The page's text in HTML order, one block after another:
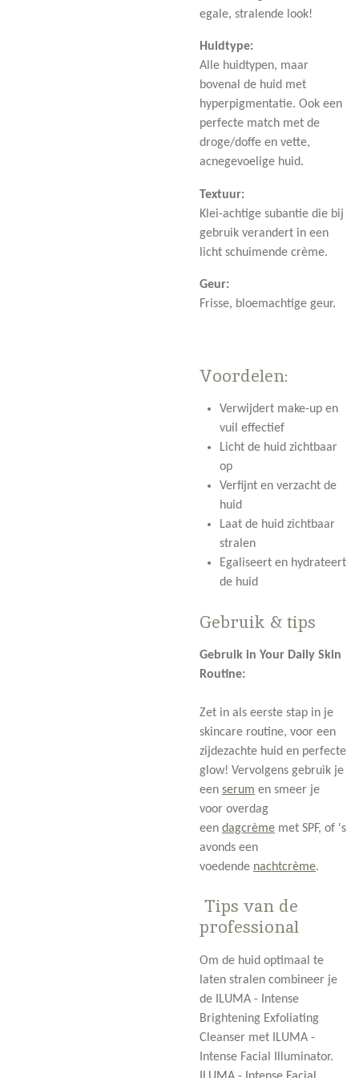
egale, stralende look!
Huidtype:
Alle huidtypen, maar
bovenal de huid met
hyperpigmentatie. Ook een
perfecte match met de
droge/doffe en vette,
acnegevoelige huid.
Textuur:
Klei-achtige subantie die bij
gebruik verandert in een
licht schuimende crème.
Geur:
Frisse, bloemachtige geur.
Voordelen:
Verwijdert make-up en
vuil effectief
Licht de huid zichtbaar
op
Verfijnt en verzacht de
huid
Laat de huid zichtbaar
stralen
Egaliseert en hydrateert
de huid
Gebruik & tips
Gebruik in Your Daily Skin
Routine:
Zet in als eerste stap in je
skincare routine, voor een
zijdezachte huid en perfecte
glow! Vervolgens gebruik je
een serum en smeer je
voor overdag
een dagcrème met SPF, of 's
avonds een
voedende nachtcrème.
Tips van de
professional
Om de huid optimaal te
laten stralen combineer je
de ILUMA - Intense
Brightening Exfoliating
Cleanser met ILUMA -
Intense Facial Illuminator.